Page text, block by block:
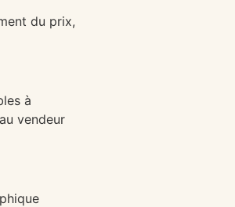
du prix,
à
vendeur